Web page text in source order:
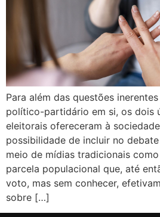
Para além das questões
político-partidário em si, os dois
eleitorais ofereceram à
possibilidade de incluir no
meio de mídias tradicionais
parcela populacional que, até
voto, mas sem conhecer,
sobre […]